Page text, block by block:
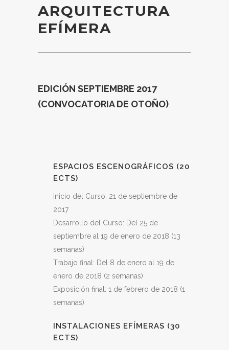
ARQUITECTURA
EFÍMERA
EDICIÓN SEPTIEMBRE 2017
(CONVOCATORIA DE OTOÑO)
ESPACIOS ESCENOGRÁFICOS (20
ECTS)
Inicio del Curso: 21 de septiembre de
2017
Desarrollo del Curso: Del 25 de
septiembre al 19 de enero de 2018 (13
semanas)
Trabajo final: Del 8 de enero al 19 de
enero de 2018 (2 semanas)
Exposición final: 1 de febrero de 2018 (1
semanas)
INSTALACIONES EFÍMERAS (30
ECTS)